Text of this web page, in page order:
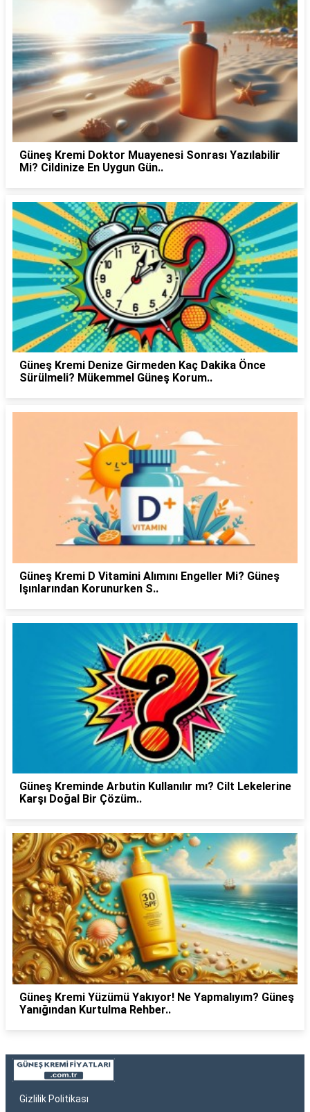
Güneş Kremi Doktor Muayenesi Sonrası Yazılabilir
Mi? Cildinize En Uygun Gün..
Güneş Kremi Denize Girmeden Kaç Dakika Önce
Sürülmeli? Mükemmel Güneş Korum..
Güneş Kremi D Vitamini Alımını Engeller Mi? Güneş
Işınlarından Korunurken S..
Güneş Kreminde Arbutin Kullanılır mı? Cilt Lekelerine
Karşı Doğal Bir Çözüm..
Güneş Kremi Yüzümü Yakıyor! Ne Yapmalıyım? Güneş
Yanığından Kurtulma Rehber..
Gizlilik Politikası